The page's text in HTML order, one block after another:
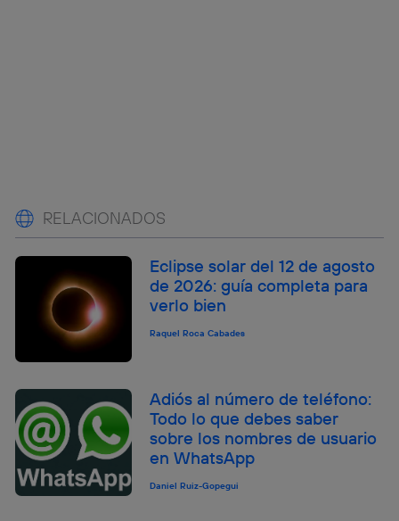
RELACIONADOS
Eclipse solar del 12 de agosto
de 2026: guía completa para
verlo bien
Raquel Roca Cabades
Adiós al número de teléfono:
Todo lo que debes saber
sobre los nombres de usuario
en WhatsApp
Daniel Ruiz-Gopegui